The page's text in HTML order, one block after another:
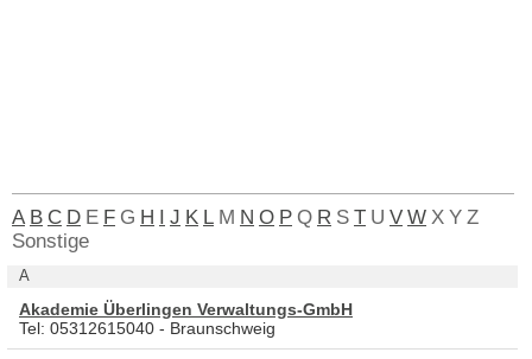
A B C D E F G H I J K L M N O P Q R S T U V W X Y Z
Sonstige
A
Akademie Überlingen Verwaltungs-GmbH
Tel: 05312615040 - Braunschweig